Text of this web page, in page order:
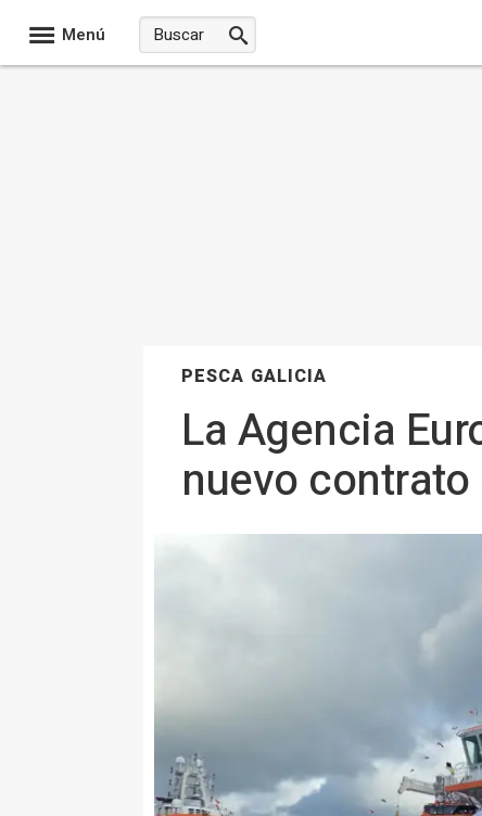
Menú
PESCA GALICIA
La Agencia
nuevo